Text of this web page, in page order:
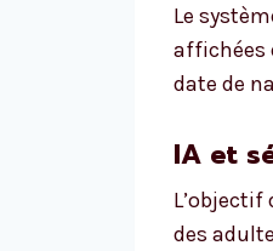
Le
affichées
date de
IA et
L’objectif
des